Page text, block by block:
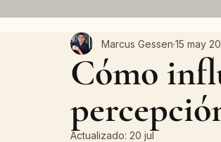
Marketing
Cómo
Marcus Gessen 15 may
Actualizado: 20 jul